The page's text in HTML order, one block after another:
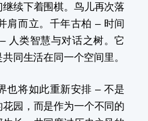
续下着围棋。鸟儿再次落
肩而立。千年古柏 – 时间
人类智慧与对话之树。它
同生活在同一个空间里。
也将如此重新安排 – 不是
园，而是作为一个不同的